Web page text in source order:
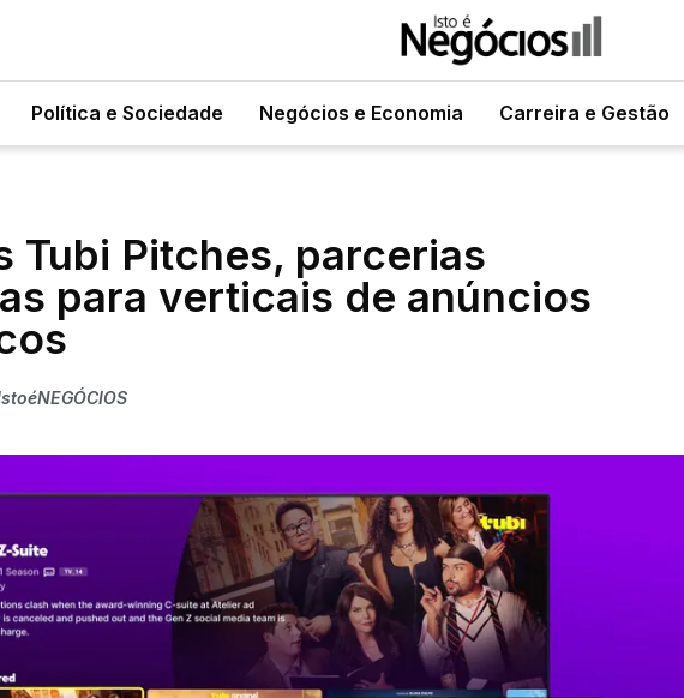
Política e Sociedade Negócios e Economia Carreira e Gestão
Tubi Pitches, parcerias
para verticais de anúncios